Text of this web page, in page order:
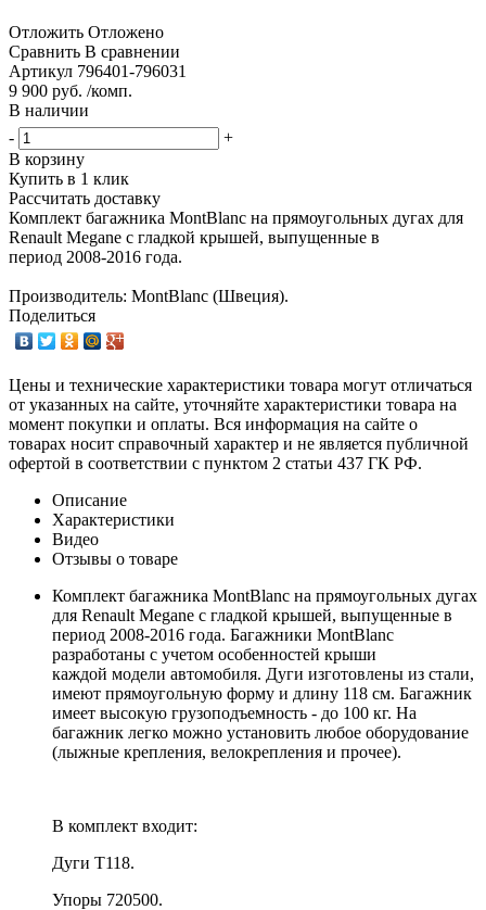
Отложить Отложено
Сравнить В сравнении
Артикул 796401-796031
9 900 руб. /комп.
В наличии
-
+
В корзину
Купить в 1 клик
Рассчитать доставку
Комплект багажника MontBlanc на прямоугольных дугах для
Renault Megane с гладкой крышей, выпущенные в
период 2008-2016 года.
Производитель: MontBlanc (Швеция).
Поделиться
Цены и технические характеристики товара могут отличаться
от указанных на сайте, уточняйте характеристики товара на
момент покупки и оплаты. Вся информация на сайте о
товарах носит справочный характер и не является публичной
офертой в соответствии с пунктом 2 статьи 437 ГК РФ.
Описание
Характеристики
Видео
Отзывы о товаре
Комплект багажника MontBlanc на прямоугольных дугах
для Renault Megane с гладкой крышей, выпущенные в
период 2008-2016 года. Багажники MontBlanc
разработаны с учетом особенностей крыши
каждой модели автомобиля. Дуги изготовлены из стали,
имеют прямоугольную форму и длину 118 см. Багажник
имеет высокую грузоподъемность - до 100 кг. На
багажник легко можно установить любое оборудование
(лыжные крепления, велокрепления и прочее).
В комплект входит:
Дуги T118.
Упоры 720500.